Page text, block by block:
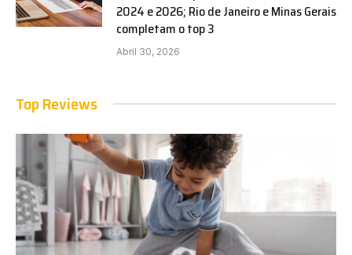
2024 e 2026; Rio de Janeiro e Minas Gerais
completam o top 3
Abril 30, 2026
Top Reviews